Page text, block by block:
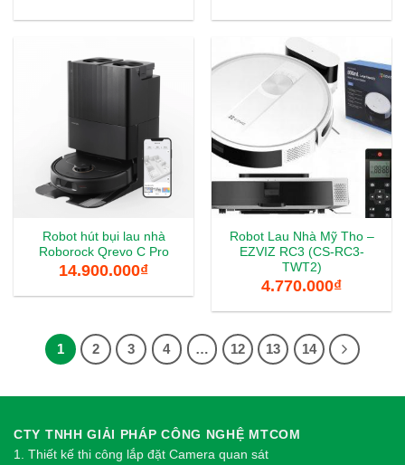
Robot hút bụi lau nhà
Roborock Qrevo C Pro
14.900.000₫
Robot Lau Nhà Mỹ Tho –
EZVIZ RC3 (CS-RC3-
TWT2)
4.770.000₫
1 2 3 4 … 12 13 14
CTY TNHH GIẢI PHÁP CÔNG NGHỆ MTCOM
1. Thiết kế thi công lắp đặt Camera quan sát